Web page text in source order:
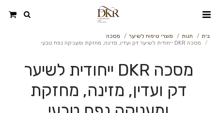
בית חנות מוצרי טיפוח לשיער
מסכה
מסכה DKR ייחודית לשיער דק ועדין, מזינה, מחזקת ומעניקה נפח טבעי
מסכה DKR ייחודית לשיער
דק ועדין, מזינה, מחזקת